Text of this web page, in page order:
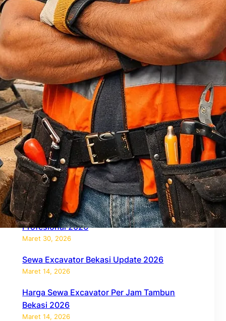
Jasa Bore Pile
Pagar Panel Beton
Sewa Alat Berat
Sewa Crane
Sewa Excavator
Sewa Excavator
Sewa Forklift
U Ditch Beton
Uncategorized
Recent Posts
Jasa Tukang Bangun Rumah Majalengka
Profesional 2026
Maret 30, 2026
Sewa Excavator Bekasi Update 2026
Maret 14, 2026
Harga Sewa Excavator Per Jam Tambun
Bekasi 2026
Maret 14, 2026